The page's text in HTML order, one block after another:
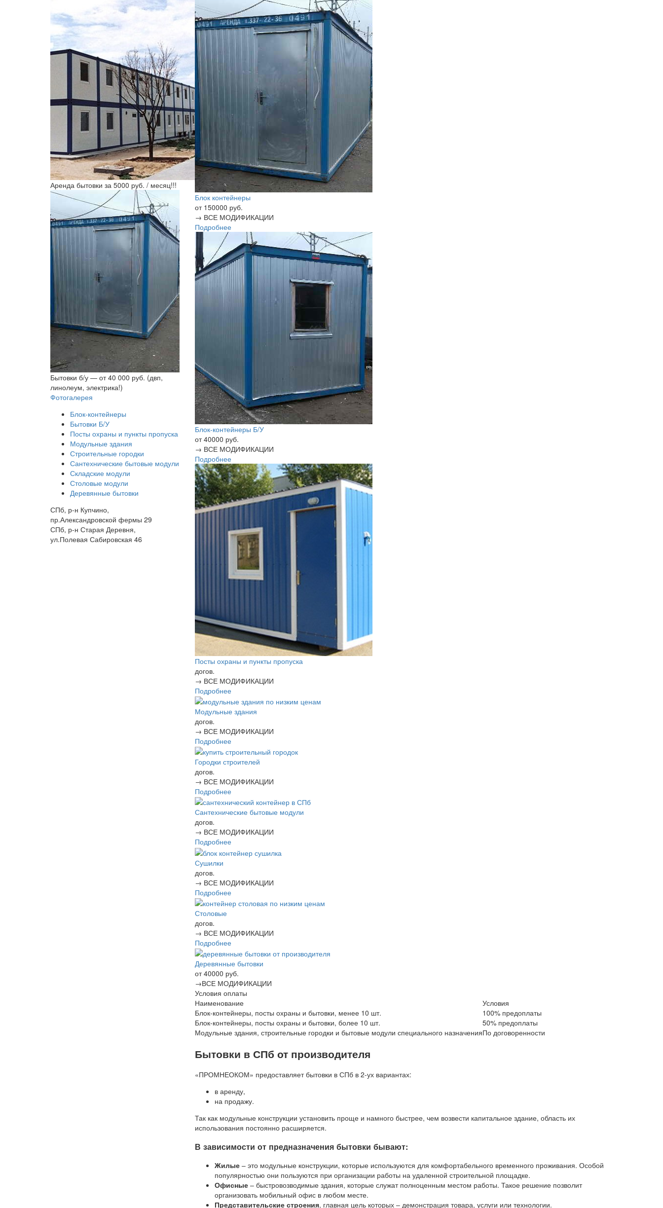
Аренда бытовки за 5000 руб. / месяц!!!
Бытовки б/у — от 40 000 руб. (двп,
линолеум, электрика!)
Фотогалерея
Блок-контейнеры
Бытовки Б/У
Посты охраны и пункты пропуска
Модульные здания
Строительные городки
Сантехнические бытовые модули
Складские модули
Столовые модули
Деревянные бытовки
СПб, р-н Купчино,
пр.Александровской фермы 29
СПб, р-н Старая Деревня,
ул.Полевая Сабировская 46
Блок контейнеры
от 150000 руб.
→ ВСЕ МОДИФИКАЦИИ
Подробнее
Блок-контейнеры Б/У
от 40000 руб.
→ ВСЕ МОДИФИКАЦИИ
Подробнее
Посты охраны и пункты пропуска
догов.
→ ВСЕ МОДИФИКАЦИИ
Подробнее
Модульные здания
догов.
→ ВСЕ МОДИФИКАЦИИ
Подробнее
Городки строителей
догов.
→ ВСЕ МОДИФИКАЦИИ
Подробнее
Сантехнические бытовые модули
догов.
→ ВСЕ МОДИФИКАЦИИ
Подробнее
Сушилки
догов.
→ ВСЕ МОДИФИКАЦИИ
Подробнее
Столовые
догов.
→ ВСЕ МОДИФИКАЦИИ
Подробнее
Деревянные бытовки
от 40000 руб.
→ВСЕ МОДИФИКАЦИИ
Условия оплаты
Наименование
Условия
Блок-контейнеры, посты охраны и бытовки, менее 10 шт.
100% предоплаты
Блок-контейнеры, посты охраны и бытовки, более 10 шт.
50% предоплаты
Модульные здания, строительные городки и бытовые модули специального назначенияПо договоренности
Бытовки в СПб от производителя
«ПРОМНЕОКОМ» предоставляет бытовки в СПб в 2-ух вариантах:
в аренду,
на продажу.
Так как модульные конструкции установить проще и намного быстрее, чем возвести капитальное здание, область их
использования постоянно расширяется.
В зависимости от предназначения бытовки бывают:
Жилые– это модульные конструкции, которые используются для комфортабельного временного проживания. Особой
популярностью они пользуются при организации работы на удаленной строительной площадке.
Офисные– быстровозводимые здания, которые служат полноценным местом работы. Такое решение позволит
организовать мобильный офис в любом месте.
Представительские строения, главная цель которых – демонстрация товара, услуги или технологии.